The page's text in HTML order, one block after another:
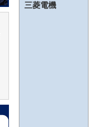
三菱電機